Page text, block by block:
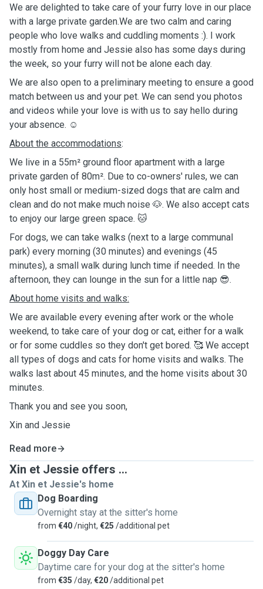
We are delighted to take care of your furry love in our place
with a large private garden.We are two calm and caring
people who love walks and cuddling moments :). I work
mostly from home and Jessie also has some days during
the week, so your furry will not be alone each day.
We are also open to a preliminary meeting to ensure a good
match between us and your pet. We can send you photos
and videos while your love is with us to say hello during
your absence. ☺️
About the accommodations:
We live in a 55m² ground floor apartment with a large
private garden of 80m². Due to co-owners' rules, we can
only host small or medium-sized dogs that are calm and
clean and do not make much noise 🐶. We also accept cats
to enjoy our large green space. 🐱
For dogs, we can take walks (next to a large communal
park) every morning (30 minutes) and evenings (45
minutes), a small walk during lunch time if needed. In the
afternoon, they can lounge in the sun for a little nap 😎.
About home visits and walks:
We are available every evening after work or the whole
weekend, to take care of your dog or cat, either for a walk
or for some cuddles so they don't get bored. 🥰 We accept
all types of dogs and cats for home visits and walks. The
walks last about 45 minutes, and the home visits about 30
minutes.
Thank you and see you soon,
Xin and Jessie
Read more
Xin et Jessie offers ...
At Xin et Jessie's home
Dog Boarding
Overnight stay at the sitter's home
from €40/night, €25 /additional pet
Doggy Day Care
Daytime care for your dog at the sitter's home
from €35 /day, €20/additional pet